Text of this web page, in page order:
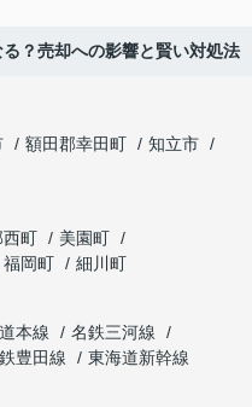
？売却への影響と賢い対処法
額田郡幸田町
知立市
西町
美園町
福岡町
細川町
本線
名鉄三河線
豊田線
東海道新幹線